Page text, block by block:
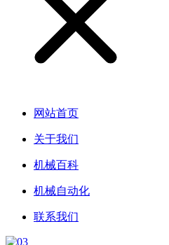
网站首页
关于我们
机械百科
机械自动化
联系我们